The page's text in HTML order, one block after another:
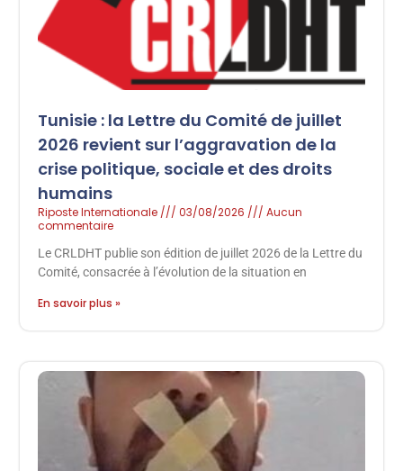
Tunisie : la Lettre du Comité de juillet
2026 revient sur l’aggravation de la
crise politique, sociale et des droits
humains
Riposte Internationale 03/08/2026
Aucun
commentaire
Le CRLDHT publie son édition de juillet 2026 de la Lettre du
Comité, consacrée à l’évolution de la situation en
En savoir plus »